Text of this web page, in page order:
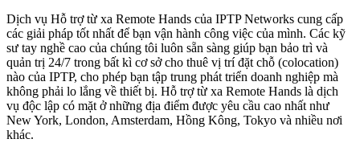
Dịch vụ Hỗ trợ từ xa Remote Hands của IPTP Networks cung cấp
các giải pháp tốt nhất để bạn vận hành công việc của mình. Các kỹ
sư tay nghề cao của chúng tôi luôn sẵn sàng giúp bạn bảo trì và
quản trị 24/7 trong bất kì cơ sở cho thuê vị trí đặt chỗ (colocation)
nào của IPTP, cho phép bạn tập trung phát triển doanh nghiệp mà
không phải lo lắng về thiết bị. Hỗ trợ từ xa Remote Hands là dịch
vụ độc lập có mặt ở những địa điểm được yêu cầu cao nhất như
New York, London, Amsterdam, Hồng Kông, Tokyo và nhiều nơi
khác.